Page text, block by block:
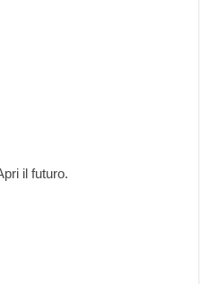
il futuro.